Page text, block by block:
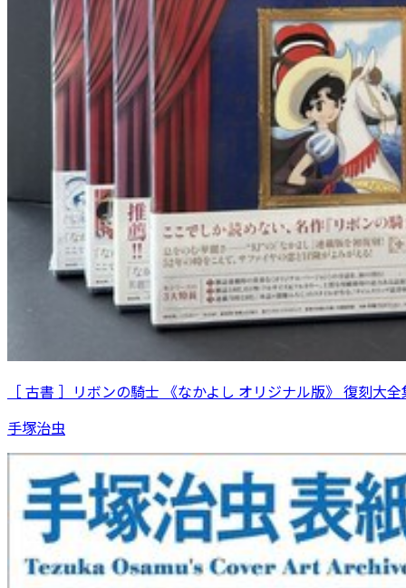
［ 古書 ］リボンの騎士 《なかよし オリジナル版》 復刻大
手塚治虫